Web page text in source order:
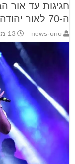
חגיגות עד אור
ה-70 לאור יהודה
news-ono 13 מאי 2019 15:52